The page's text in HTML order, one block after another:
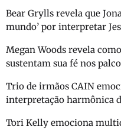
Bear Grylls revela que
mundo’ por interpretar
Megan Woods revela
sustentam sua fé nos
Trio de irmãos CAIN
interpretação harmônica
Tori Kelly emociona